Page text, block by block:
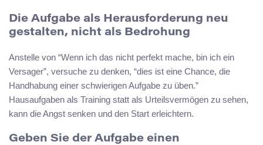
Die Aufgabe als Herausforderung neu
gestalten, nicht als Bedrohung
Anstelle von “Wenn ich das nicht perfekt mache, bin ich ein
Versager”, versuche zu denken, “dies ist eine Chance, die
Handhabung einer schwierigen Aufgabe zu üben.”
Hausaufgaben als Training statt als Urteilsvermögen zu sehen,
kann die Angst senken und den Start erleichtern.
Geben Sie der Aufgabe einen